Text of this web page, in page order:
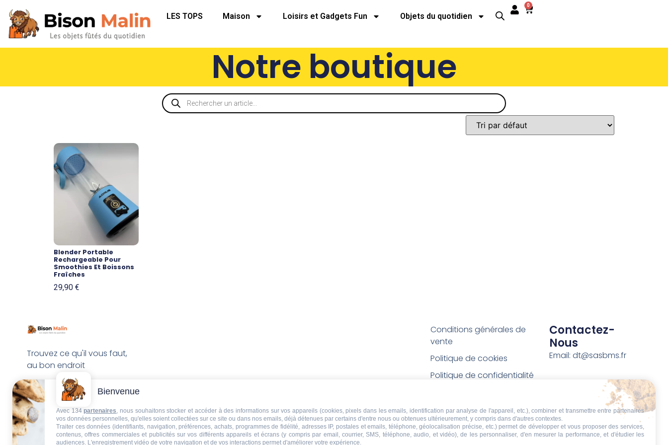
LES TOPS Maison Loisirs et Gadgets Fun Objets du quotidien
0
Notre boutique
Blender Portable
Rechargeable Pour
Smoothies Et Boissons
Fraîches
29,90 €
Trouvez ce qu'il vous faut,
au bon endroit
Conditions générales de
vente
Politique de cookies
Politique de confidentialité
Conditions de retour et de
remboursement
Droit de rétractation
Contactez-
Nous
Email: dt@sasbms.fr
Bienvenue
Avec 134 partenaires, nous souhaitons stocker et accéder à des informations sur vos appareils (cookies, pixels dans les emails, identification par analyse de l'appareil, etc.), combiner et transmettre entre partenaires
vos données personnelles, qu'elles soient collectées sur ce site ou dans nos emails, déjà détenues par certains d'entre nous ou obtenues ultérieurement, y compris dans d'autres contextes.
Traiter ces données (identifiants, navigation, préférences, achats, programmes de fidélité, adresses IP, postales et emails, téléphone, géolocalisation précise, etc.) permet de développer et vous proposer des services,
contenus, offres commerciales et publicités sur vos différents appareils et écrans (y compris par email, courrier, SMS, téléphone, audio, et vidéo), de les personnaliser, d'en mesurer la performance, et d'étudier les
audiences. L'enregistrement vidéo de votre navigation et de vos interactions permet d'améliorer votre expérience.